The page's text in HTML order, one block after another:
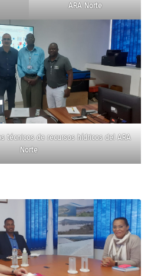
ARA Norte
técnicos de recursos hídricos del ARA
Norte